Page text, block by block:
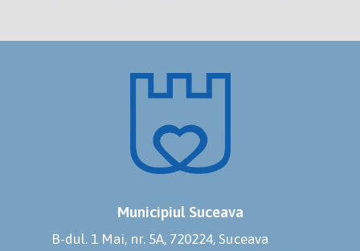
Municipiul Suceava
B-dul. 1 Mai, nr. 5A, 720224, Suceava